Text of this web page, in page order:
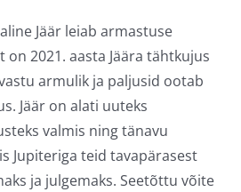
Jäär leiab armastuse
on 2021. aasta Jäära tähtkujus
armulik ja paljusid ootab
Jäär on alati uuteks
valmis ning tänavu
Jupiteriga teid tavapärasest
ja julgemaks. Seetõttu võite